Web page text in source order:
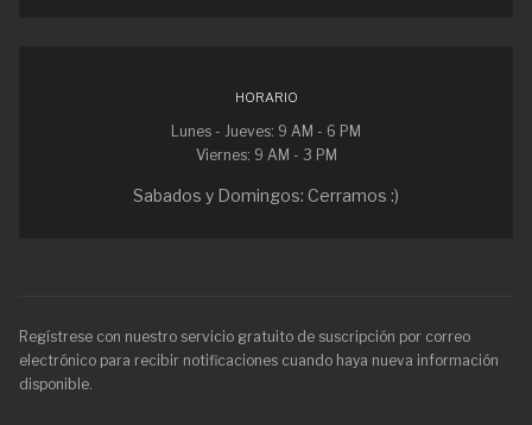
HORARIO
Lunes - Jueves: 9 AM - 6 PM
Viernes: 9 AM - 3 PM
Sabados y Domingos: Cerramos :)
Regístrese con nuestro servicio gratuito de suscripción por correo
electrónico para recibir notificaciones cuando haya nueva información
disponible.